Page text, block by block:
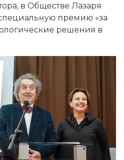
в Обществе Лазаря
премию «за
решения в